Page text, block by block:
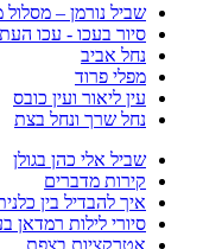
שביל נורמן – מסלול
סיור בעכו - עכו
נחל אביב
מפלי פרוד
עין ליאור ועין כובס
נחל שרך ונחל בצת
שביל אלי כהן בגולן
קירות מדברים
איך להבדיל בין
סיורי לילות רמדאן
אטרקציות בצפת